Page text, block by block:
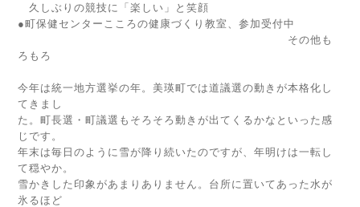
久しぶりの競技に「楽しい」と笑顔
●町保健センターこころの健康づくり教室、参加受付中
その他も
ろもろ
今年は統一地方選挙の年。美瑛町では道議選の動きが本格化し
てきまし
た。町長選・町議選もそろそろ動きが出てくるかなといった感
じです。
年末は毎日のように雪が降り続いたのですが、年明けは一転し
て穏やか。
雪かきした印象があまりありません。台所に置いてあった水が
氷るほど